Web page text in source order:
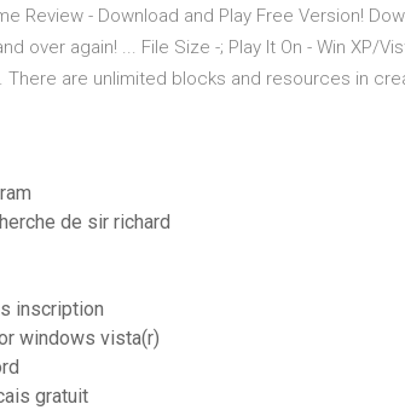
Review - Download and Play Free Version!
over again! ... File Size -; Play It On - Win XP/
There are unlimited blocks and resources in
de sir richard
inscription
windows vista(r)
gratuit